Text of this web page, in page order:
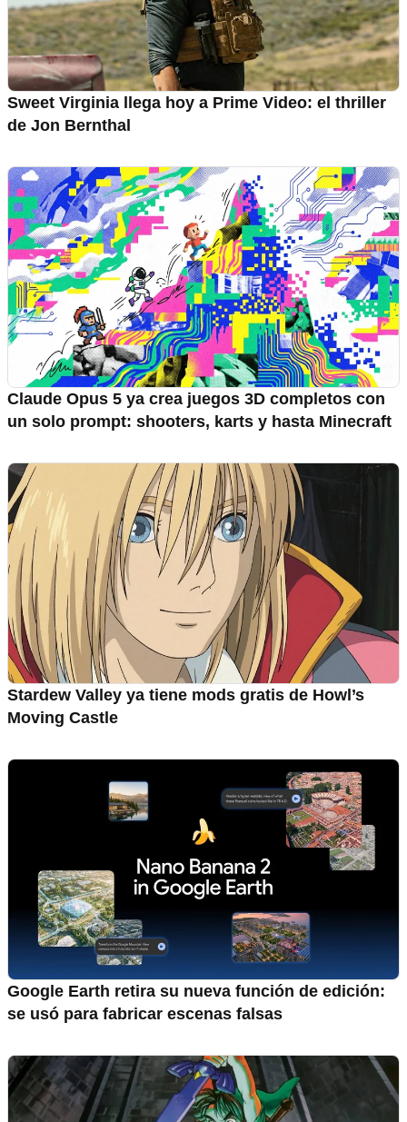
Sweet Virginia llega hoy a Prime Video: el thriller
de Jon Bernthal
Claude Opus 5 ya crea juegos 3D completos con
un solo prompt: shooters, karts y hasta Minecraft
Stardew Valley ya tiene mods gratis de Howl’s
Moving Castle
Google Earth retira su nueva función de edición:
se usó para fabricar escenas falsas